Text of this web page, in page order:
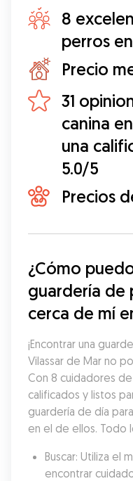
8
perros
Precio
31
canina
una
5.0/5
Precios
¿Cómo
guardería de
cerca de mí
¡Encontrar una
Vilassar de Mar no
Con 8 cuidadores
calificados y listos
guardería de día
en el de ellos. Todo
Buscar: Utiliza el
encontrar